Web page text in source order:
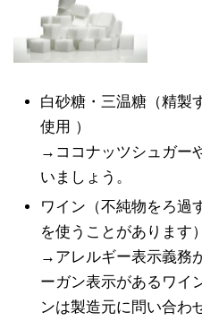
白砂糖・三温糖（精製
使用 ）
→ココナッツシュガー
いましょう。
ワイン（不純物をろ過
を使うことがあります）
→アレルギー表示義務
ーガン表示があるワイ
ンは製造元に問い合わ